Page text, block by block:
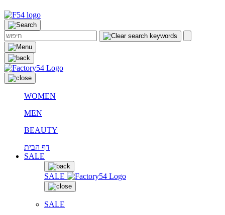
WOMEN
MEN
BEAUTY
דף הבית
SALE
SALE
SALE